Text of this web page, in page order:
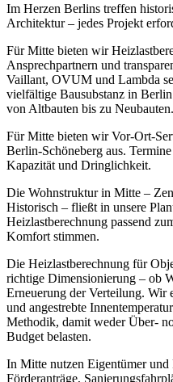
Im Herzen Berlins treffen
Architektur – jedes Projekt
Für Mitte bieten wir
Ansprechpartnern und
Vaillant, OVUM und Lambda
vielfältige Bausubstanz in
von Altbauten bis zu Neubauten.
Für Mitte bieten wir Vor-Ort-
Berlin-Schöneberg aus.
Kapazität und Dringlichkeit.
Die Wohnstruktur in Mitte –
Historisch – fließt in unsere
Heizlastberechnung passend
Komfort stimmen.
Die Heizlastberechnung für
richtige Dimensionierung – ob
Erneuerung der Verteilung. Wir
und angestrebte
Methodik, damit weder Über-
Budget belasten.
In Mitte nutzen Eigentümer und
Förderanträge,